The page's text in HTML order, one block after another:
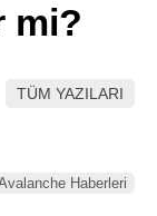
mi?
TÜM YAZILARI
Haberleri